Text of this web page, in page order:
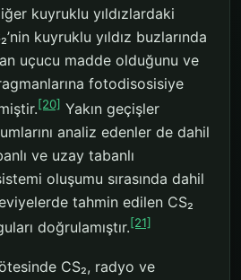
kuyruklu yıldızlardaki
kuyruklu yıldız buzlarında
uçucu madde olduğunu ve
fotodisosisiye
[20] Yakın geçişler
analiz edenler de dahil
ve uzay tabanlı
oluşumu sırasında dahil
tahmin edilen CS₂
doğrulamıştır.[21]
CS₂, radyo ve